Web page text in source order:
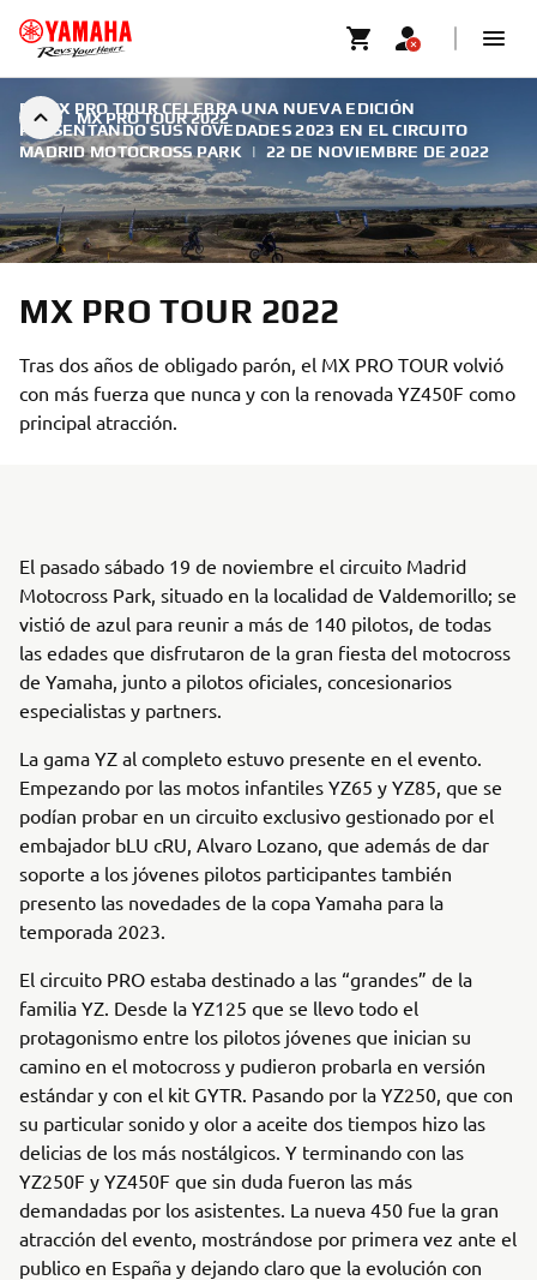
MX PRO TOUR 2022
EL MX PRO TOUR CELEBRA UNA NUEVA EDICIÓN
PRESENTANDO SUS NOVEDADES 2023 EN EL CIRCUITO
MADRID MOTOCROSS PARK
| 22 DE NOVIEMBRE DE 2022
MX PRO TOUR 2022
Tras dos años de obligado parón, el MX PRO TOUR volvió
con más fuerza que nunca y con la renovada YZ450F como
principal atracción.
El pasado sábado 19 de noviembre el circuito Madrid
Motocross Park, situado en la localidad de Valdemorillo; se
vistió de azul para reunir a más de 140 pilotos, de todas
las edades que disfrutaron de la gran fiesta del motocross
de Yamaha, junto a pilotos oficiales, concesionarios
especialistas y partners.
La gama YZ al completo estuvo presente en el evento.
Empezando por las motos infantiles YZ65 y YZ85, que se
podían probar en un circuito exclusivo gestionado por el
embajador bLU cRU, Alvaro Lozano, que además de dar
soporte a los jóvenes pilotos participantes también
presento las novedades de la copa Yamaha para la
temporada 2023.
El circuito PRO estaba destinado a las “grandes” de la
familia YZ. Desde la YZ125 que se llevo todo el
protagonismo entre los pilotos jóvenes que inician su
camino en el motocross y pudieron probarla en versión
estándar y con el kit GYTR. Pasando por la YZ250, que con
su particular sonido y olor a aceite dos tiempos hizo las
delicias de los más nostálgicos. Y terminando con las
YZ250F y YZ450F que sin duda fueron las más
demandadas por los asistentes. La nueva 450 fue la gran
atracción del evento, mostrándose por primera vez ante el
publico en España y dejando claro que la evolución con